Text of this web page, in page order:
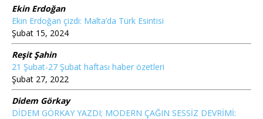
Ekin Erdoğan
Ekin Erdoğan çizdi: Malta’da Türk Esintisi
Şubat 15, 2024
Reşit Şahin
21 Şubat-27 Şubat haftası haber özetleri
Şubat 27, 2022
Didem Görkay
DİDEM GÖRKAY YAZDI; MODERN ÇAĞIN SESSİZ DEVRİMİ: